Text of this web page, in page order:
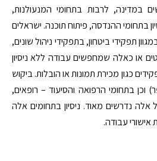
במדינה, לרבות בתחומי המנעולנות,
בתחומי ההנדסה, פיתוח תוכנה. ישראלים
תפקידי ביטחון, בתפקידי ניהול שונים,
או כאלה שמחפשים עבודה ללא ניסיון
כגון מכירת תמונות או הובלות. ביקוש
וכן בתחומי הרפואה והסיעוד – רופאים,
נדרשים מאוד. ניסיון בתחומים אלה
עבודה.